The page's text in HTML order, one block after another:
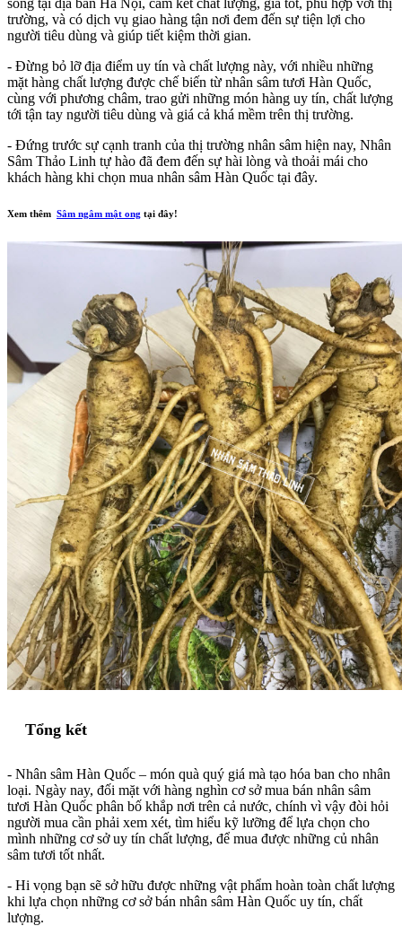
sống tại địa bàn Hà Nội, cam kết chất lượng, giá tốt, phù hợp với thị
trường, và có dịch vụ giao hàng tận nơi đem đến sự tiện lợi cho
người tiêu dùng và giúp tiết kiệm thời gian.
- Đừng bỏ lỡ địa điểm uy tín và chất lượng này, với nhiều những
mặt hàng chất lượng được chế biến từ nhân sâm tươi Hàn Quốc,
cùng với phương châm, trao gửi những món hàng uy tín, chất lượng
tới tận tay người tiêu dùng và giá cả khá mềm trên thị trường.
- Đứng trước sự cạnh tranh của thị trường nhân sâm hiện nay, Nhân
Sâm Thảo Linh tự hào đã đem đến sự hài lòng và thoải mái cho
khách hàng khi chọn mua nhân sâm Hàn Quốc tại đây.
Xem thêm Sâm ngâm mật ong tại đây!
Tổng kết
- Nhân sâm Hàn Quốc – món quà quý giá mà tạo hóa ban cho nhân
loại. Ngày nay, đối mặt với hàng nghìn cơ sở mua bán nhân sâm
tươi Hàn Quốc phân bố khắp nơi trên cả nước, chính vì vậy đòi hỏi
người mua cần phải xem xét, tìm hiểu kỹ lưỡng để lựa chọn cho
mình những cơ sở uy tín chất lượng, để mua được những củ nhân
sâm tươi tốt nhất.
- Hi vọng bạn sẽ sở hữu được những vật phẩm hoàn toàn chất lượng
khi lựa chọn những cơ sở bán nhân sâm Hàn Quốc uy tín, chất
lượng.